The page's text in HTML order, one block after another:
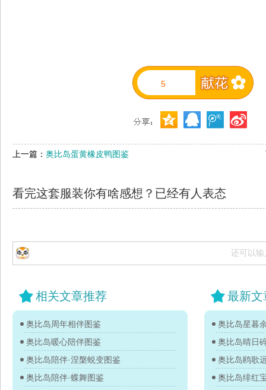
5
上一篇： 奥比岛蛋黄橡皮鸭图鉴
看完这套服装你有啥感想？已经有人表态
还可以输
相关文章推荐
奥比岛周年相伴图鉴
奥比岛暖心陪伴图鉴
奥比岛陪伴·涅槃蜕变图鉴
奥比岛陪伴·蝶舞图鉴
最新文
奥比岛星暮
奥比岛晴日
奥比岛鸥歌
奥比岛绯红